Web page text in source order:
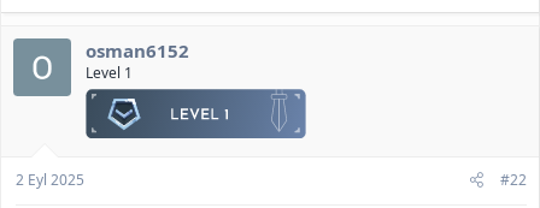
osman6152
Level 1
2 Eyl 2025 #22